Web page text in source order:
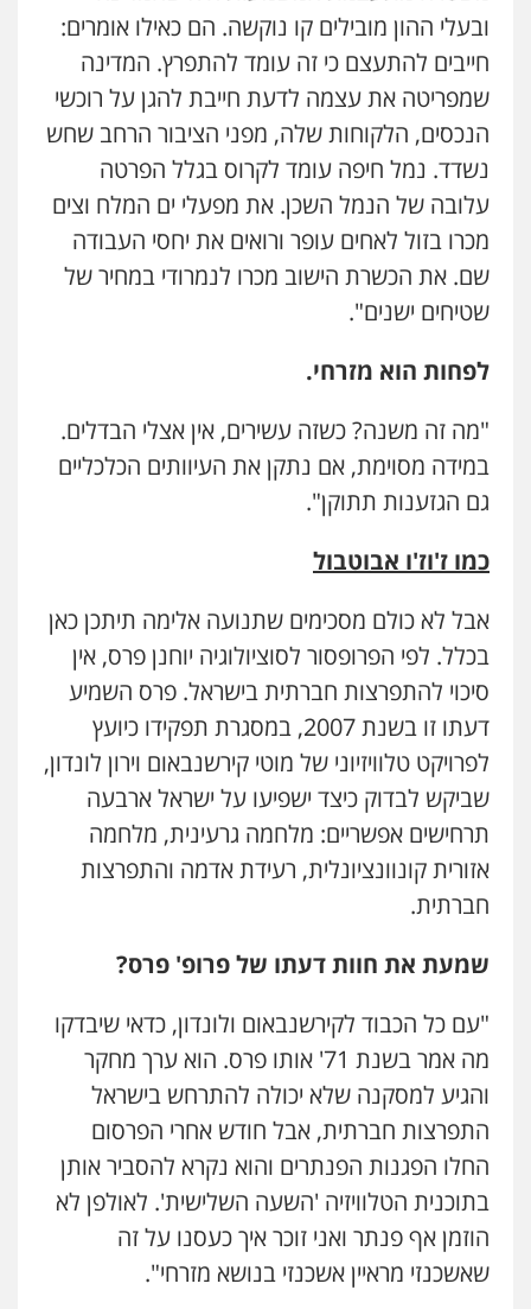
ובעלי ההון מובילים קו נוקשה. הם כאילו אומרים:
חייבים להתעצם כי זה עומד להתפרץ. המדינה
שמפריטה את עצמה לדעת חייבת להגן על רוכשי
הנכסים, הלקוחות שלה, מפני הציבור הרחב שחש
נשדד. נמל חיפה עומד לקרוס בגלל הפרטה
עלובה של הנמל השכן. את מפעלי ים המלח וצים
מכרו בזול לאחים עופר ורואים את יחסי העבודה
שם. את הכשרת הישוב מכרו לנמרודי במחיר של
שטיחים ישנים".
לפחות הוא מזרחי.
"מה זה משנה? כשזה עשירים, אין אצלי הבדלים.
במידה מסוימת, אם נתקן את העיוותים הכלכליים
גם הגזענות תתוקן".
כמו ז'וז'ו אבוטבול
אבל לא כולם מסכימים שתנועה אלימה תיתכן כאן
בכלל. לפי הפרופסור לסוציולוגיה יוחנן פרס, אין
סיכוי להתפרצות חברתית בישראל. פרס השמיע
דעתו זו בשנת 2007, במסגרת תפקידו כיועץ
לפרויקט טלוויזיוני של מוטי קירשנבאום וירון לונדון,
שביקש לבדוק כיצד ישפיעו על ישראל ארבעה
תרחישים אפשריים: מלחמה גרעינית, מלחמה
אזורית קונוונציונלית, רעידת אדמה והתפרצות
חברתית.
שמעת את חוות דעתו של פרופ' פרס?
"עם כל הכבוד לקירשנבאום ולונדון, כדאי שיבדקו
מה אמר בשנת 71' אותו פרס. הוא ערך מחקר
והגיע למסקנה שלא יכולה להתרחש בישראל
התפרצות חברתית, אבל חודש אחרי הפרסום
החלו הפגנות הפנתרים והוא נקרא להסביר אותן
בתוכנית הטלוויזיה 'השעה השלישית'. לאולפן לא
הוזמן אף פנתר ואני זוכר איך כעסנו על זה
שאשכנזי מראיין אשכנזי בנושא מזרחי".